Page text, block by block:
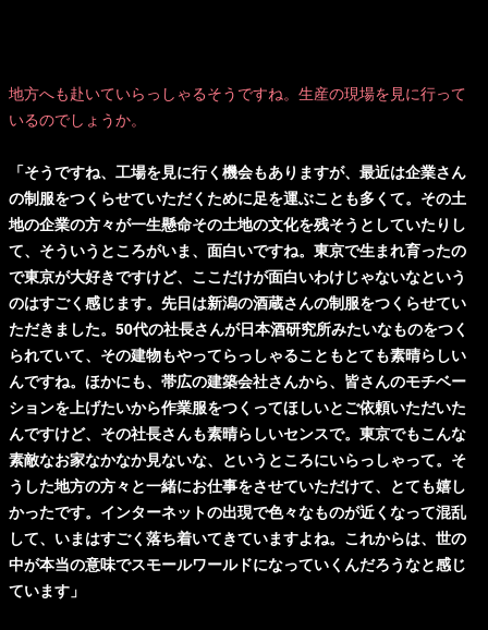
地方へも赴いていらっしゃるそうですね。生産の現場を見に行って
いるのでしょうか。
「そうですね、工場を見に行く機会もありますが、最近は企業さん
の制服をつくらせていただくために足を運ぶことも多くて。その土
地の企業の方々が一生懸命その土地の文化を残そうとしていたりし
て、そういうところがいま、面白いですね。東京で生まれ育ったの
で東京が大好きですけど、ここだけが面白いわけじゃないなという
のはすごく感じます。先日は新潟の酒蔵さんの制服をつくらせてい
ただきました。50代の社長さんが日本酒研究所みたいなものをつく
られていて、その建物もやってらっしゃることもとても素晴らしい
んですね。ほかにも、帯広の建築会社さんから、皆さんのモチベー
ションを上げたいから作業服をつくってほしいとご依頼いただいた
んですけど、その社長さんも素晴らしいセンスで。東京でもこんな
素敵なお家なかなか見ないな、というところにいらっしゃって。そ
うした地方の方々と一緒にお仕事をさせていただけて、とても嬉し
かったです。インターネットの出現で色々なものが近くなって混乱
して、いまはすごく落ち着いてきていますよね。これからは、世の
中が本当の意味でスモールワールドになっていくんだろうなと感じ
ています」